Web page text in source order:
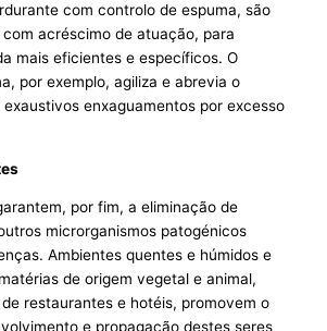
com controlo de espuma, são
acréscimo de atuação, para
mais eficientes e específicos. O
por exemplo, agiliza e abrevia o
enxaguamentos por excesso
por fim, a eliminação de
microrganismos patogénicos
Ambientes quentes e húmidos e
de origem vegetal e animal,
restaurantes e hotéis, promovem o
e propagação destes seres